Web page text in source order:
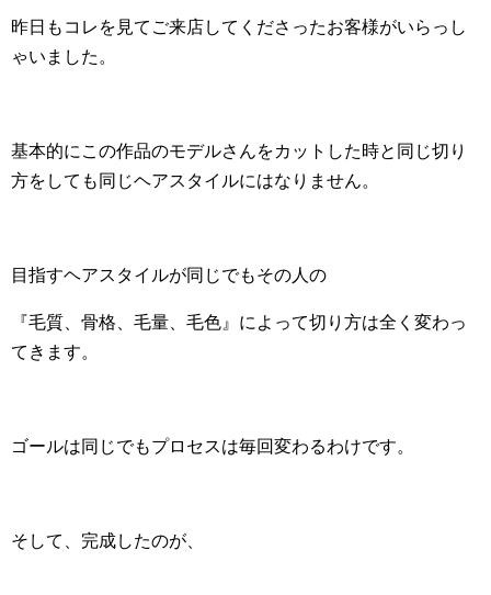
昨日もコレを見てご来店してくださったお客様がいらっし
ゃいました。
基本的にこの作品のモデルさんをカットした時と同じ切り
方をしても同じヘアスタイルにはなりません。
目指すヘアスタイルが同じでもその人の
『毛質、骨格、毛量、毛色』によって切り方は全く変わっ
てきます。
ゴールは同じでもプロセスは毎回変わるわけです。
そして、完成したのが、